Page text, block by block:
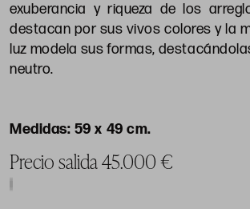
exuberancia y riqueza de los
destacan por sus vivos colores y la
luz modela sus formas,
neutro.
59 x 49 cm.
Precio salida 45.000 €